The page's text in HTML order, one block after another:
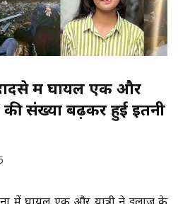
में घायल एक और
की संख्या बढ़कर हुई इतनी